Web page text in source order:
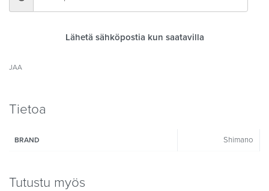
Lähetä sähköpostia kun saatavilla
JAA
Tietoa
BRAND Shimano
Tutustu myös